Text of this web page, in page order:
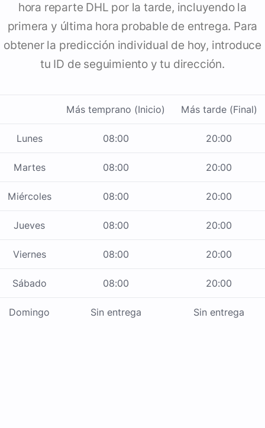
hora reparte DHL por la tarde, incluyendo la
primera y última hora probable de entrega. Para
obtener la predicción individual de hoy, introduce
tu ID de seguimiento y tu dirección.
Más temprano (Inicio) Más tarde (Final)
Lunes 08:00 20:00
Martes 08:00 20:00
Miércoles 08:00 20:00
Jueves 08:00 20:00
Viernes 08:00 20:00
Sábado 08:00 20:00
Domingo Sin entrega Sin entrega